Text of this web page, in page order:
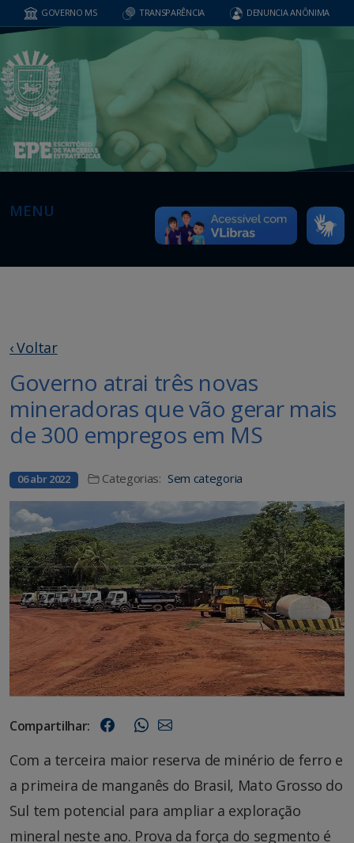
GOVERNO MS TRANSPARÊNCIA DENUNCIA ANÔNIMA
MENU
‹ Voltar
Governo atrai três novas
mineradoras que vão gerar mais
de 300 empregos em MS
06 abr 2022 Categorias: Sem categoria
Compartilhar:
Com a terceira maior reserva de minério de ferro e
a primeira de manganês do Brasil, Mato Grosso do
Sul tem potencial para ampliar a exploração
mineral neste ano. Prova da força do segmento é